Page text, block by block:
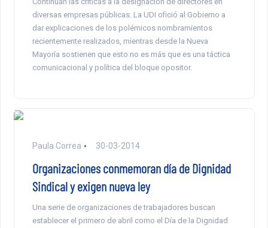
diversas empresas públicas. La UDI ofició al Gobierno a
dar explicaciones de los polémicos nombramientos
recientemente realizados, mientras desde la Nueva
Mayoría sostienen que esto no es más que es una táctica
comunicacional y política del bloque opositor.
Paula Correa 30-03-2014
Organizaciones conmemoran día de Dignidad
Sindical y exigen nueva ley
Una serie de organizaciones de trabajadores buscan
establecer el primero de abril como el Día de la Dignidad